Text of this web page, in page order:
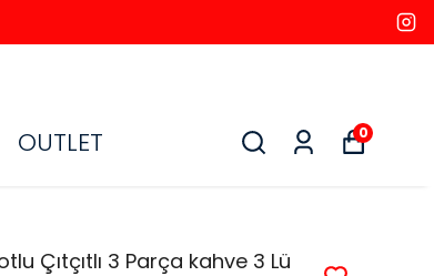
OUTLET 0
Çıtçıtlı 3 Parça kahve 3 Lü